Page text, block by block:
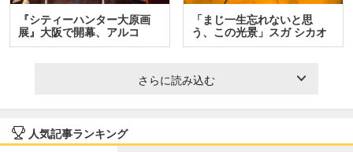
『シティーハンター大原画
展』大阪で開幕、アルコ
＆…
「まじ一生忘れないと思
う、この光景」スガ シカオ
と…
さらに読み込む
人気記事ランキング